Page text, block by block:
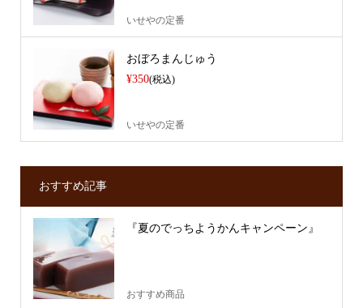
いせやの定番
おぼろまんじゅう
¥350(税込)
いせやの定番
おすすめ記事
『夏のでっちようかんキャンペーン』
おすすめ商品